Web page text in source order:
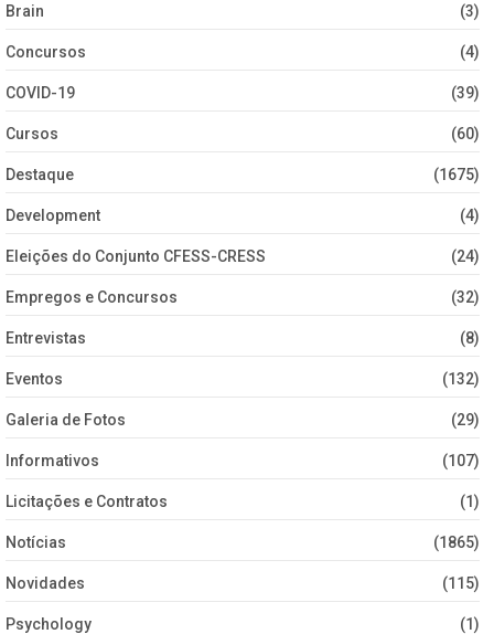
Brain (3)
Concursos (4)
COVID-19 (39)
Cursos (60)
Destaque (1675)
Development (4)
Eleições do Conjunto CFESS-CRESS (24)
Empregos e Concursos (32)
Entrevistas (8)
Eventos (132)
Galeria de Fotos (29)
Informativos (107)
Licitações e Contratos (1)
Notícias (1865)
Novidades (115)
Psychology (1)